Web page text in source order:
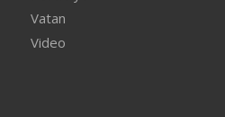
Vatan
Video